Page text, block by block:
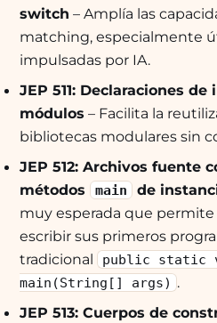
switch – Amplía las
matching, especialmente
impulsadas por IA.
JEP 511: Declaraciones
módulos – Facilita la
bibliotecas modulares sin
JEP 512: Archivos fuente
métodos
main de
muy esperada que
escribir sus primeros
tradicional
public static
main(String[] args) .
JEP 513: Cuerpos de